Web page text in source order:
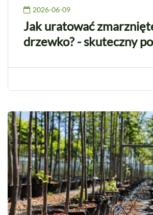
2026-06-09
Jak uratować
drzewko? - skuteczny